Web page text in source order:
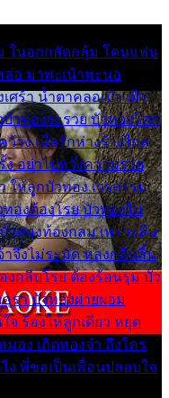
ในอกกลัดกลุ้ม โดนแฟน
ล่อ มาพะเน้าพะนอ
ศร้า น้ำตาคลอเบ้า เฝ้า
วทองระรวย บัวทองโศก
ว้าง เมื่อรักห่างร้างไกล
อย่าไปหวังความรวย
ให้ลูกบัวทอง เวรกรรม
องต้องโรย บัวทองไม่
วทองท้องกลม เพราะลืม
จึงไม่ระมัด หลงกลิ่นลิ้น
งกลีบโรย ต้องร้อนรุม บัว
รา บัวทองผ่ายผอม
จ ร้องไห้ลูกเดียว หยุด
มอง เถิดทองจ๋า ถึงใคร
ง พี่ขอเป็นเพื่อนปลอบใจ